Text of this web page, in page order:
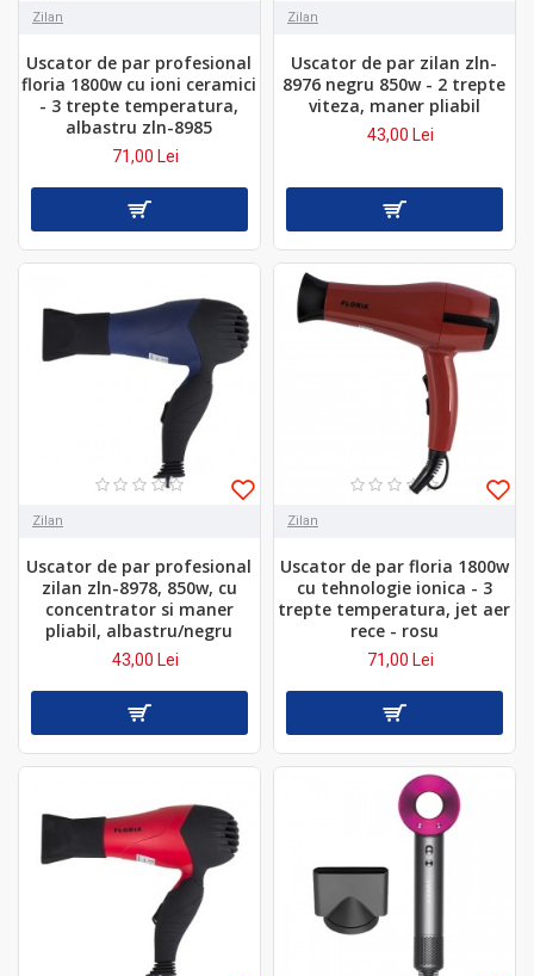
Zilan
Uscator de par profesional
floria 1800w cu ioni ceramici
- 3 trepte temperatura,
albastru zln-8985
71,00 Lei
Zilan
Uscator de par zilan zln-
8976 negru 850w - 2 trepte
viteza, maner pliabil
43,00 Lei
Zilan
Uscator de par profesional
zilan zln-8978, 850w, cu
concentrator si maner
pliabil, albastru/negru
43,00 Lei
Zilan
Uscator de par floria 1800w
cu tehnologie ionica - 3
trepte temperatura, jet aer
rece - rosu
71,00 Lei